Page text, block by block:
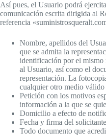
Así pues, el Usuario podrá
comunicación escrita dirigida al
referencia
Nombre, apellidos del
que se admita la
identificación por el mismo
al Usuario, así como el
representación. La
cualquier otro medio válido
Petición con los motivos
información a la que se
Domicilio a efecto de
Fecha y firma del
Todo documento que